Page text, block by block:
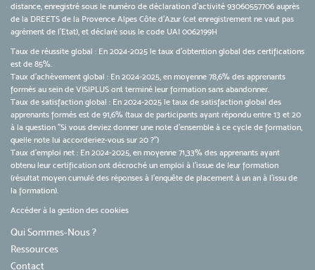
distance, enregistré sous le numéro de déclaration d’activité 93060557706 auprès
de la DREETS de la Provence Alpes Côte d’Azur (cet enregistrement ne vaut pas
agrément de l’Etat), et déclaré sous le code UAI 0062199H
Taux de réussite global : En 2024-2025 le taux d'obtention global des certifications
est de 85%.
Taux d’achèvement global : En 2024-2025, en moyenne 78,6% des apprenants
formés au sein de VISIPLUS ont terminé leur formation sans abandonner.
Taux de satisfaction global : En 2024-2025 le taux de satisfaction global des
apprenants formés est de 91,6% (taux de participants ayant répondu entre 13 et 20
à la question "Si vous deviez donner une note d’ensemble à ce cycle de formation,
quelle note lui accorderiez-vous sur 20 ?")
Taux d’emploi net : En 2024-2025, en moyenne 71,33% des apprenants ayant
obtenu leur certification ont décroché un emploi à l'issue de leur formation
(résultat moyen cumulé des réponses à l'enquête de placement à un an à l'issu de
la formation).
Accéder à la gestion des cookies
Qui Sommes-Nous ?
Ressources
Contact